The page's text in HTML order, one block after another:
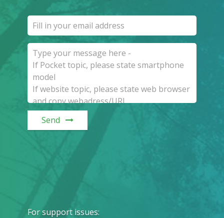
Send
For support issues: